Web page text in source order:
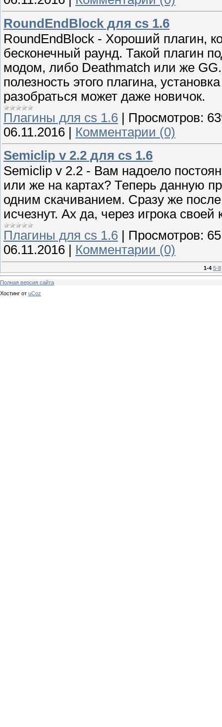
RoundEndBlock для cs 1.6
RoundEndBlock - Хороший плагин,
бесконечный раунд. Такой плагин
модом, либо Deathmatch или же
полезность этого плагина,
разобраться может даже новичок.
Плагины для cs 1.6 | Просмотров:
06.11.2016 | Комментарии (0)
Semiclip v 2.2 для cs 1.6
Semiclip v 2.2 - Вам надоело
или же на картах? Теперь данную
одним скачиванием. Сразу же
исчезнут. Ах да, через игрока
Плагины для cs 1.6
Просмотров:
06.11.2016
Комментарии (0)
1-4 5-8
Полная версия сайта
Хостинг от uCoz